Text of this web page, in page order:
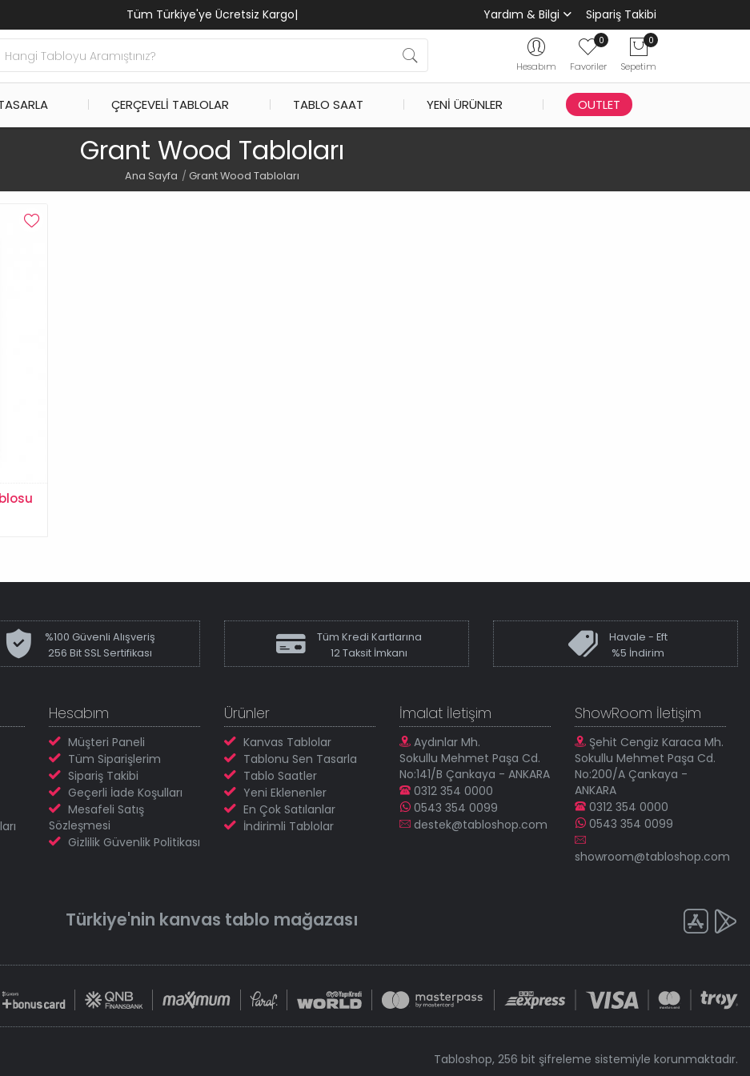
Tüm Türkiye'ye Ücretsiz Kargo| Yardım & Bilgi Sipariş Takibi
Hesabım
0
Favoriler
0
Sepetim
ÇERÇEVELI TABLOLAR TABLO SAAT YENI ÜRÜNLER OUTLET
Grant Wood Tabloları
Ana Sayfa Grant Wood Tabloları
%100 Güvenli Alışveriş
256 Bit SSL Sertifikası
Tüm Kredi Kartlarına
12 Taksit İmkanı
Havale - Eft
%5 İndirim
Hesabım
Müşteri Paneli
Tüm Siparişlerim
Sipariş Takibi
Geçerli İade Koşulları
Mesafeli Satış
Sözleşmesi
Gizlilik Güvenlik Politikası
Ürünler
Kanvas Tablolar
Tablonu Sen Tasarla
Tablo Saatler
Yeni Eklenenler
En Çok Satılanlar
İndirimli Tablolar
İmalat İletişim
Aydınlar Mh.
Sokullu Mehmet Paşa Cd.
No:141/B Çankaya - ANKARA
0312 354 0000
0543 354 0099
destek@tabloshop.com
ShowRoom İletişim
Şehit Cengiz Karaca Mh.
Sokullu Mehmet Paşa Cd.
No:200/A Çankaya -
ANKARA
0312 354 0000
0543 354 0099
showroom@tabloshop.com
Türkiye'nin kanvas tablo mağazası
Tabloshop, 256 bit şifreleme sistemiyle korunmaktadır.